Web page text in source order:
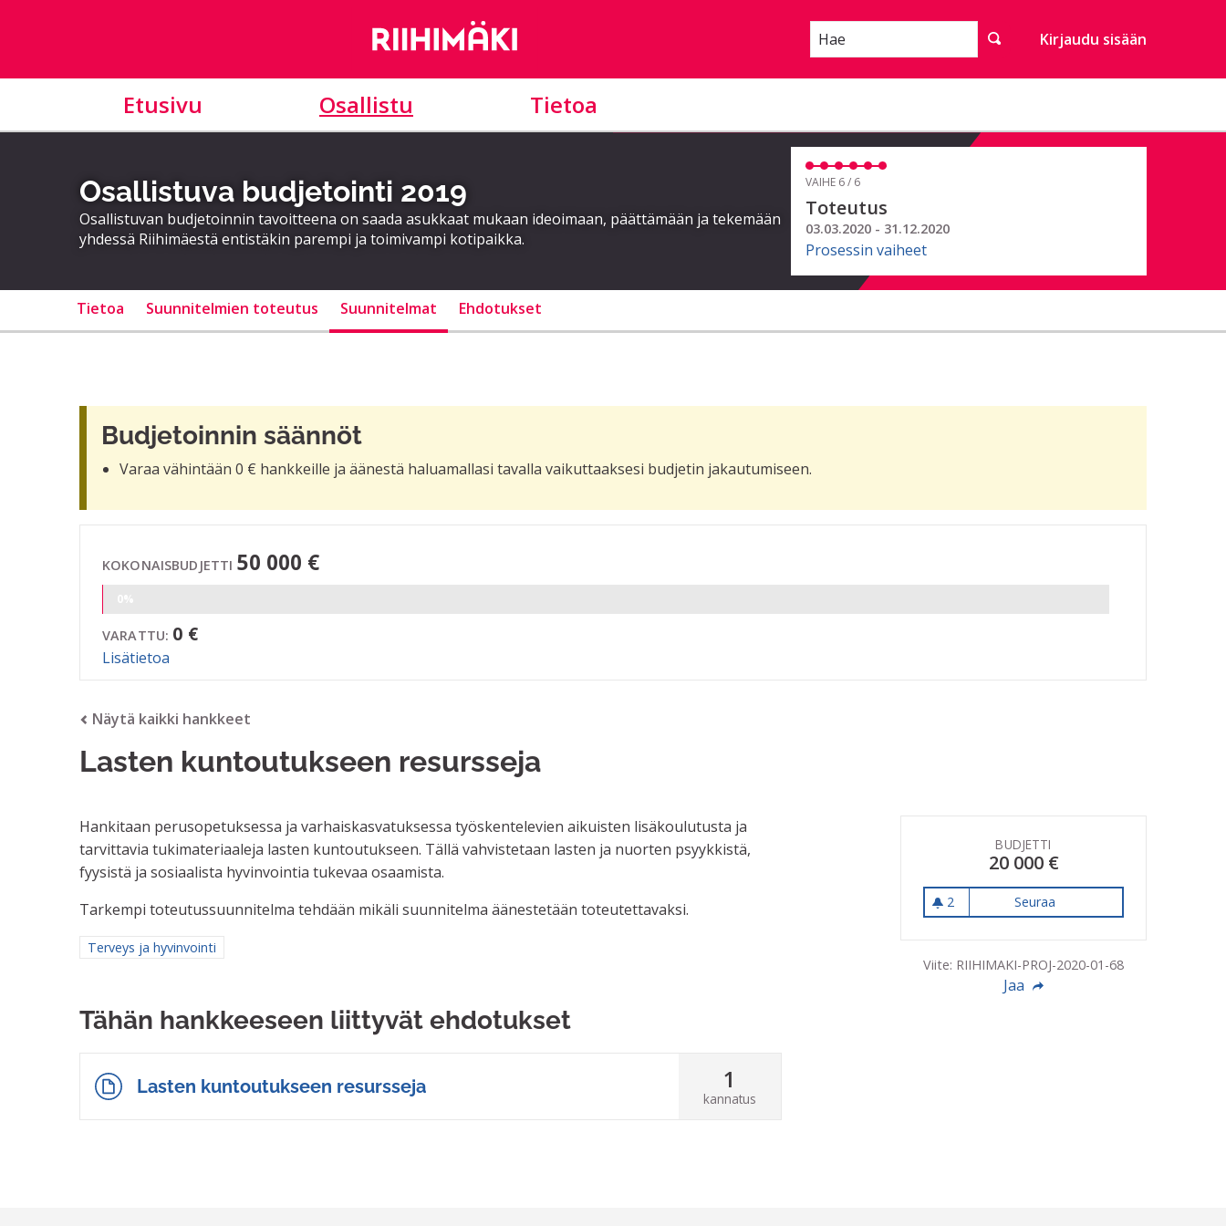
Hae Kirjaudu sisään
Etusivu Osallistu Tietoa
Osallistuva budjetointi 2019
Osallistuvan budjetoinnin tavoitteena on saada asukkaat mukaan ideoimaan, päättämään ja tekemään
yhdessä Riihimäestä entistäkin parempi ja toimivampi kotipaikka.
VAIHE 6 / 6
Toteutus
03.03.2020 - 31.12.2020
Prosessin vaiheet
Tietoa Suunnitelmien toteutus Suunnitelmat Ehdotukset
Budjetoinnin säännöt
Varaa vähintään 0 € hankkeille ja äänestä haluamallasi tavalla vaikuttaaksesi budjetin jakautumiseen.
KOKONAISBUDJETTI 50 000 €
VARATTU: 0 €
Lisätietoa
Näytä kaikki hankkeet
Lasten kuntoutukseen resursseja
BUDJETTI
20 000 €
2
2 seuraajaa
Seuraa
Viite: RIIHIMAKI-PROJ-2020-01-68
Jaa
Hankitaan perusopetuksessa ja varhaiskasvatuksessa työskentelevien aikuisten lisäkoulutusta ja
tarvittavia tukimateriaaleja lasten kuntoutukseen. Tällä vahvistetaan lasten ja nuorten psyykkistä,
fyysistä ja sosiaalista hyvinvointia tukevaa osaamista.
Tarkempi toteutussuunnitelma tehdään mikäli suunnitelma äänestetään toteutettavaksi.
Rajaa tulokset aihepiirin mukaan: Terveys ja hyvinvointi
Terveys ja hyvinvointi
Tähän hankkeeseen liittyvät ehdotukset
Lasten kuntoutukseen resursseja 1
kannatus